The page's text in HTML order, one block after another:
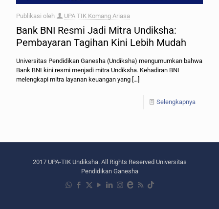
Publikasi oleh UPA TIK Komang Ariasa
Bank BNI Resmi Jadi Mitra Undiksha:
Pembayaran Tagihan Kini Lebih Mudah
Universitas Pendidikan Ganesha (Undiksha) mengumumkan bahwa
Bank BNI kini resmi menjadi mitra Undiksha. Kehadiran BNI
melengkapi mitra layanan keuangan yang […]
Selengkapnya
2017 UPA-TIK Undiksha. All Rights Reserved Universitas
Pendidikan Ganesha